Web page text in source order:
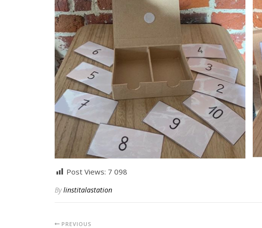
Post Views: 7 098
Bylinstitalastation
PREVIOUS